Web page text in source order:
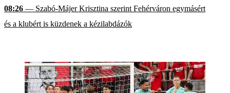
08:26 — Szabó-Májer Krisztina szerint Fehérváron egymásért
és a klubért is küzdenek a kézilabdázók